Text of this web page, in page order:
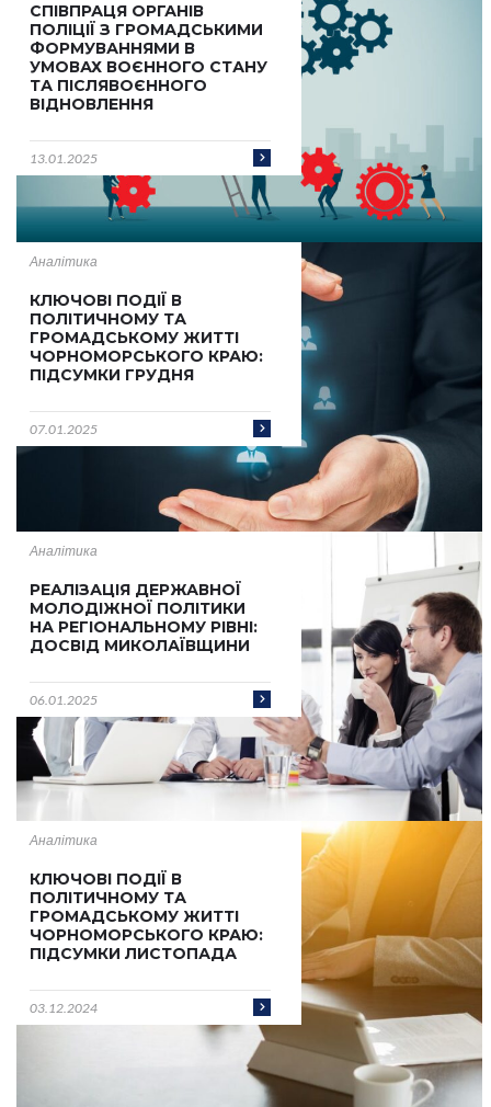
СПІВПРАЦЯ ОРГАНІВ
ПОЛІЦІЇ З ГРОМАДСЬКИМИ
ФОРМУВАННЯМИ В
УМОВАХ ВОЄННОГО СТАНУ
ТА ПІСЛЯВОЄННОГО
ВІДНОВЛЕННЯ
13.01.2025
Аналітика
КЛЮЧОВІ ПОДІЇ В
ПОЛІТИЧНОМУ ТА
ГРОМАДСЬКОМУ ЖИТТІ
ЧОРНОМОРСЬКОГО КРАЮ:
ПІДСУМКИ ГРУДНЯ
07.01.2025
Аналітика
РЕАЛІЗАЦІЯ ДЕРЖАВНОЇ
МОЛОДІЖНОЇ ПОЛІТИКИ
НА РЕГІОНАЛЬНОМУ РІВНІ:
ДОСВІД МИКОЛАЇВЩИНИ
06.01.2025
Аналітика
КЛЮЧОВІ ПОДІЇ В
ПОЛІТИЧНОМУ ТА
ГРОМАДСЬКОМУ ЖИТТІ
ЧОРНОМОРСЬКОГО КРАЮ:
ПІДСУМКИ ЛИСТОПАДА
03.12.2024